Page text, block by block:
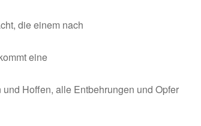
die einem nach
eine
Hoffen, alle Entbehrungen und Opfer